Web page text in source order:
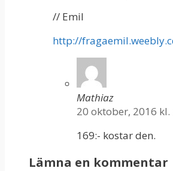
// Emil
http://
Mathiaz
20 oktober, 2016 kl.
169:- kostar den.
Lämna en kommentar